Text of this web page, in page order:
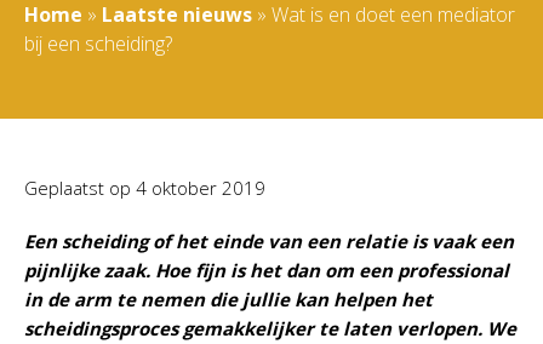
Home » Laatste nieuws » Wat is en doet een mediator
bij een scheiding?
Geplaatst op 4 oktober 2019
Een scheiding of het einde van een relatie is vaak een
pijnlijke zaak. Hoe fijn is het dan om een professional
in de arm te nemen die jullie kan helpen het
scheidingsproces gemakkelijker te laten verlopen. We